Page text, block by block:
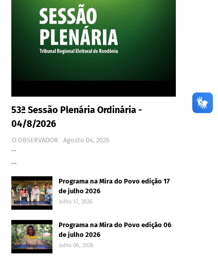
53ª Sessão Plenária Ordinária -
04/8/2026
O OBSERVADOR
Agosto 04, 2026
…
…
Programa na Mira do Povo edição 17
de julho 2026
Julho 17, 2026
Programa na Mira do Povo edição 06
de julho 2026
Julho 06, 2026